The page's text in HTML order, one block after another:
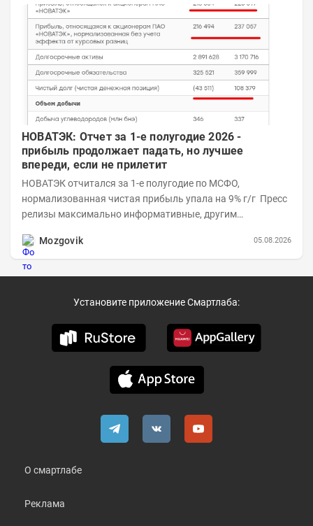
НОВАТЭК: Отчет за 1-е полугодие 2026 -
прибыль продолжает падать, но лучшее
впереди, если не прилетит
НОВАТЭК отчитался за 1-е полугодие по МСФО,
нормализованная чистая прибыль упала на 9% г/г Пресс
релизы максимально информативные, другим
Mozgovik
05.08.2026
Установите приложение Смартлаба:
О смартлабе
Реклама